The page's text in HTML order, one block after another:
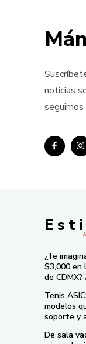
noticias
E s t
¿Te
$3,000 en
de
Tenis
modelos
soporte y
De sala